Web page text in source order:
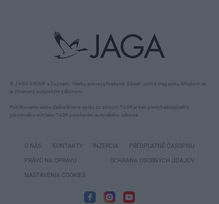
© JAGA GROUP a Zoznam. Všetky práva vyhradené. Obsah online magazínu Môjdom.sk
je chránený autorským zákonom.
Publikovanie alebo ďalšie šírenie správ zo zdrojov TASR je bez predchádzajúceho
písomného súhlasu TASR porušením autorského zákona.
O NÁS KONTAKTY INZERCIA PREDPLATNÉ ČASOPISU
PRÁVO NA OPRAVU OCHRANA OSOBNÝCH ÚDAJOV
NASTAVENIA COOKIES